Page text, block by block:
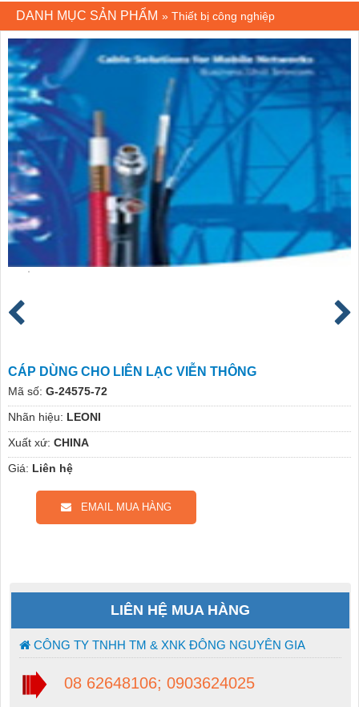
DANH MỤC SẢN PHẨM » Thiết bị công nghiệp
CÁP DÙNG CHO LIÊN LẠC VIỄN THÔNG
Mã số: G-24575-72
Nhãn hiệu: LEONI
Xuất xứ: CHINA
Giá: Liên hệ
EMAIL MUA HÀNG
LIÊN HỆ MUA HÀNG
CÔNG TY TNHH TM & XNK ĐÔNG NGUYÊN GIA
08 62648106; 0903624025